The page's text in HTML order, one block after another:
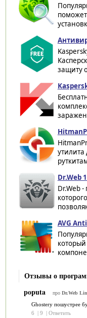
защиту
Dr.Web
Dr.Web
AVG
Отзывы о
poputa
про Dr.Web
Ghostery пошустрее
6
9 Ответить